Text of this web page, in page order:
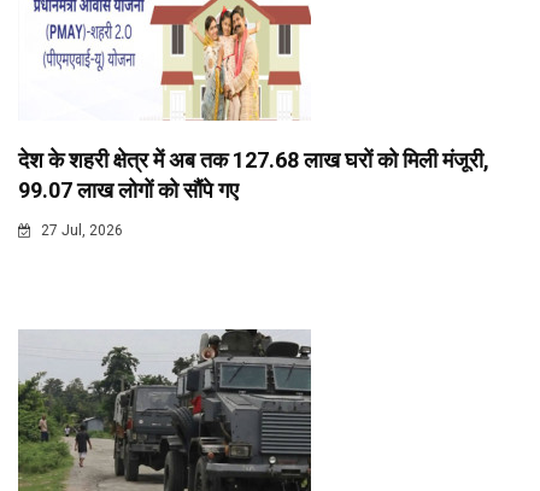
देश के शहरी क्षेत्र में अब तक 127.68 लाख घरों को मिली मंजूरी,
99.07 लाख लोगों को सौंपे गए
27 Jul, 2026